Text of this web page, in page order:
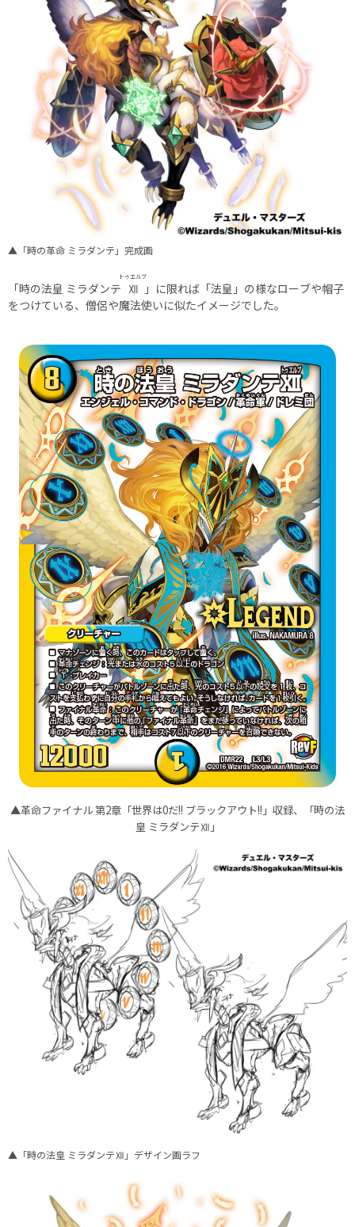
▲「時の革命 ミラダンテ」完成画
「時の法皇 ミラダンテ Ⅻ
トゥエルブ
」に限れば「法皇」の様なローブや帽子
をつけている、僧侶や魔法使いに似たイメージでした。
▲革命ファイナル 第2章「世界は0だ!! ブラックアウト!!」収録、「時の法
皇 ミラダンテⅫ」
▲「時の法皇 ミラダンテⅫ」デザイン画ラフ